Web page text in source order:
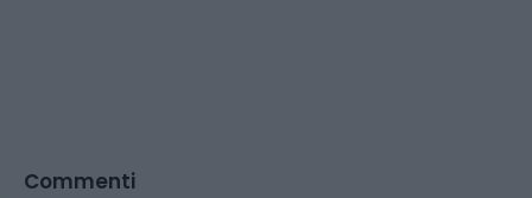
Commenti